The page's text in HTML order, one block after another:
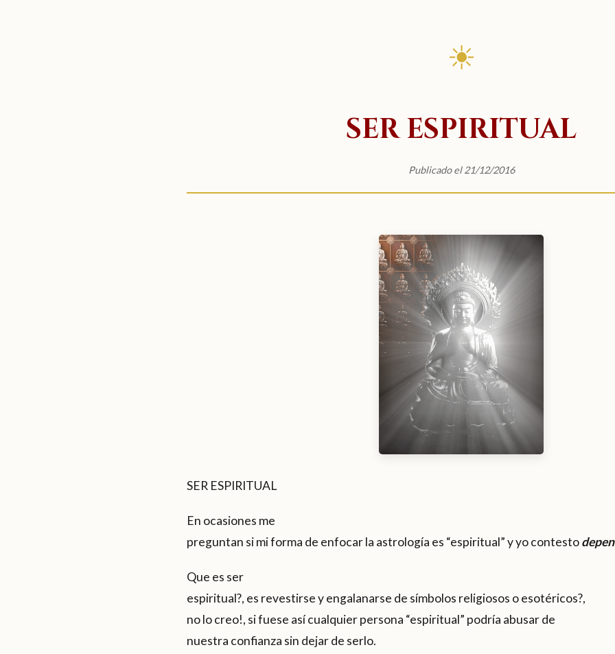
☀
SER ESPIRITUAL
Publicado el 21/12/2016
SER ESPIRITUAL
En ocasiones me
preguntan si mi forma de enfocar la astrología es “espiritual” y yo contesto
Que es ser
espiritual?, es revestirse y engalanarse de símbolos religiosos o esotéricos?,
no lo creo!, si fuese así cualquier persona “espiritual” podría abusar de
nuestra confianza sin dejar de serlo.